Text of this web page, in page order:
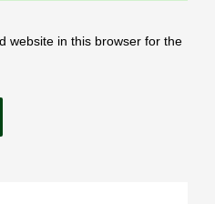
website in this browser for the